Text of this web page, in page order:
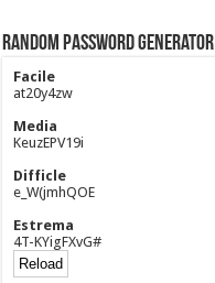
Random Password Generator
Facile
at20y4zw
Media
KeuzEPV19i
Difficle
e_W(jmhQOE
Estrema
4T-KYigFXvG#